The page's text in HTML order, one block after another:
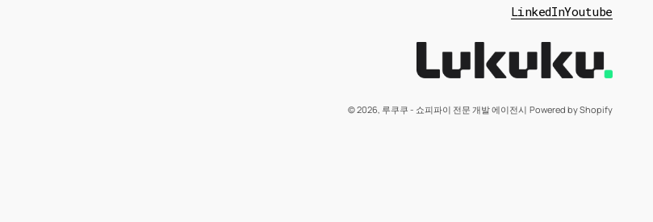
LinkedInYoutube
© 2026, 루쿠쿠 - 쇼피파이 전문 개발 에이전시 Powered by Shopify